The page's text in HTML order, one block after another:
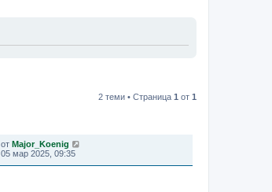
2 теми • Страница 1 от 1
от Major_Koenig
05 мар 2025, 09:35